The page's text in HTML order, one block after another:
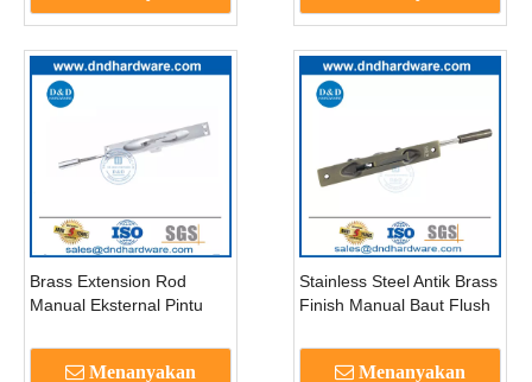
Brass Extension Rod
Manual Eksternal Pintu
DDDB010
Menanyakan
Stainless Steel Antik Brass
Finish Manual Baut Flush
Menanyakan